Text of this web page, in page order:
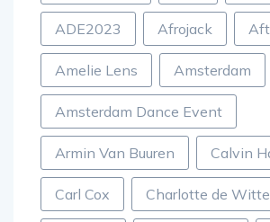
ADE2023 Afrojack
Amelie Lens Amsterdam
Amsterdam Dance Event
Armin Van Buuren Calvin
Carl Cox Charlotte de Witte